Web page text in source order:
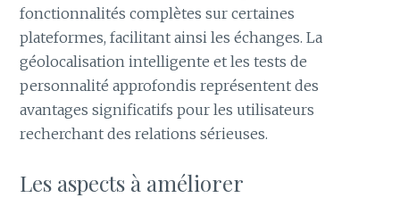
fonctionnalités complètes sur certaines
plateformes, facilitant ainsi les échanges. La
géolocalisation intelligente et les tests de
personnalité approfondis représentent des
avantages significatifs pour les utilisateurs
recherchant des relations sérieuses.
Les aspects à améliorer